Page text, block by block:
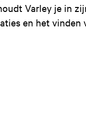
Varley je in
en het vinden